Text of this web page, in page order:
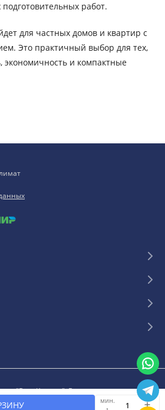
мин.
работ.
для частных домов и квартир с
Это практичный выбор для тех,
экономичность и компактные
"Ваш Климат". Все права защищены